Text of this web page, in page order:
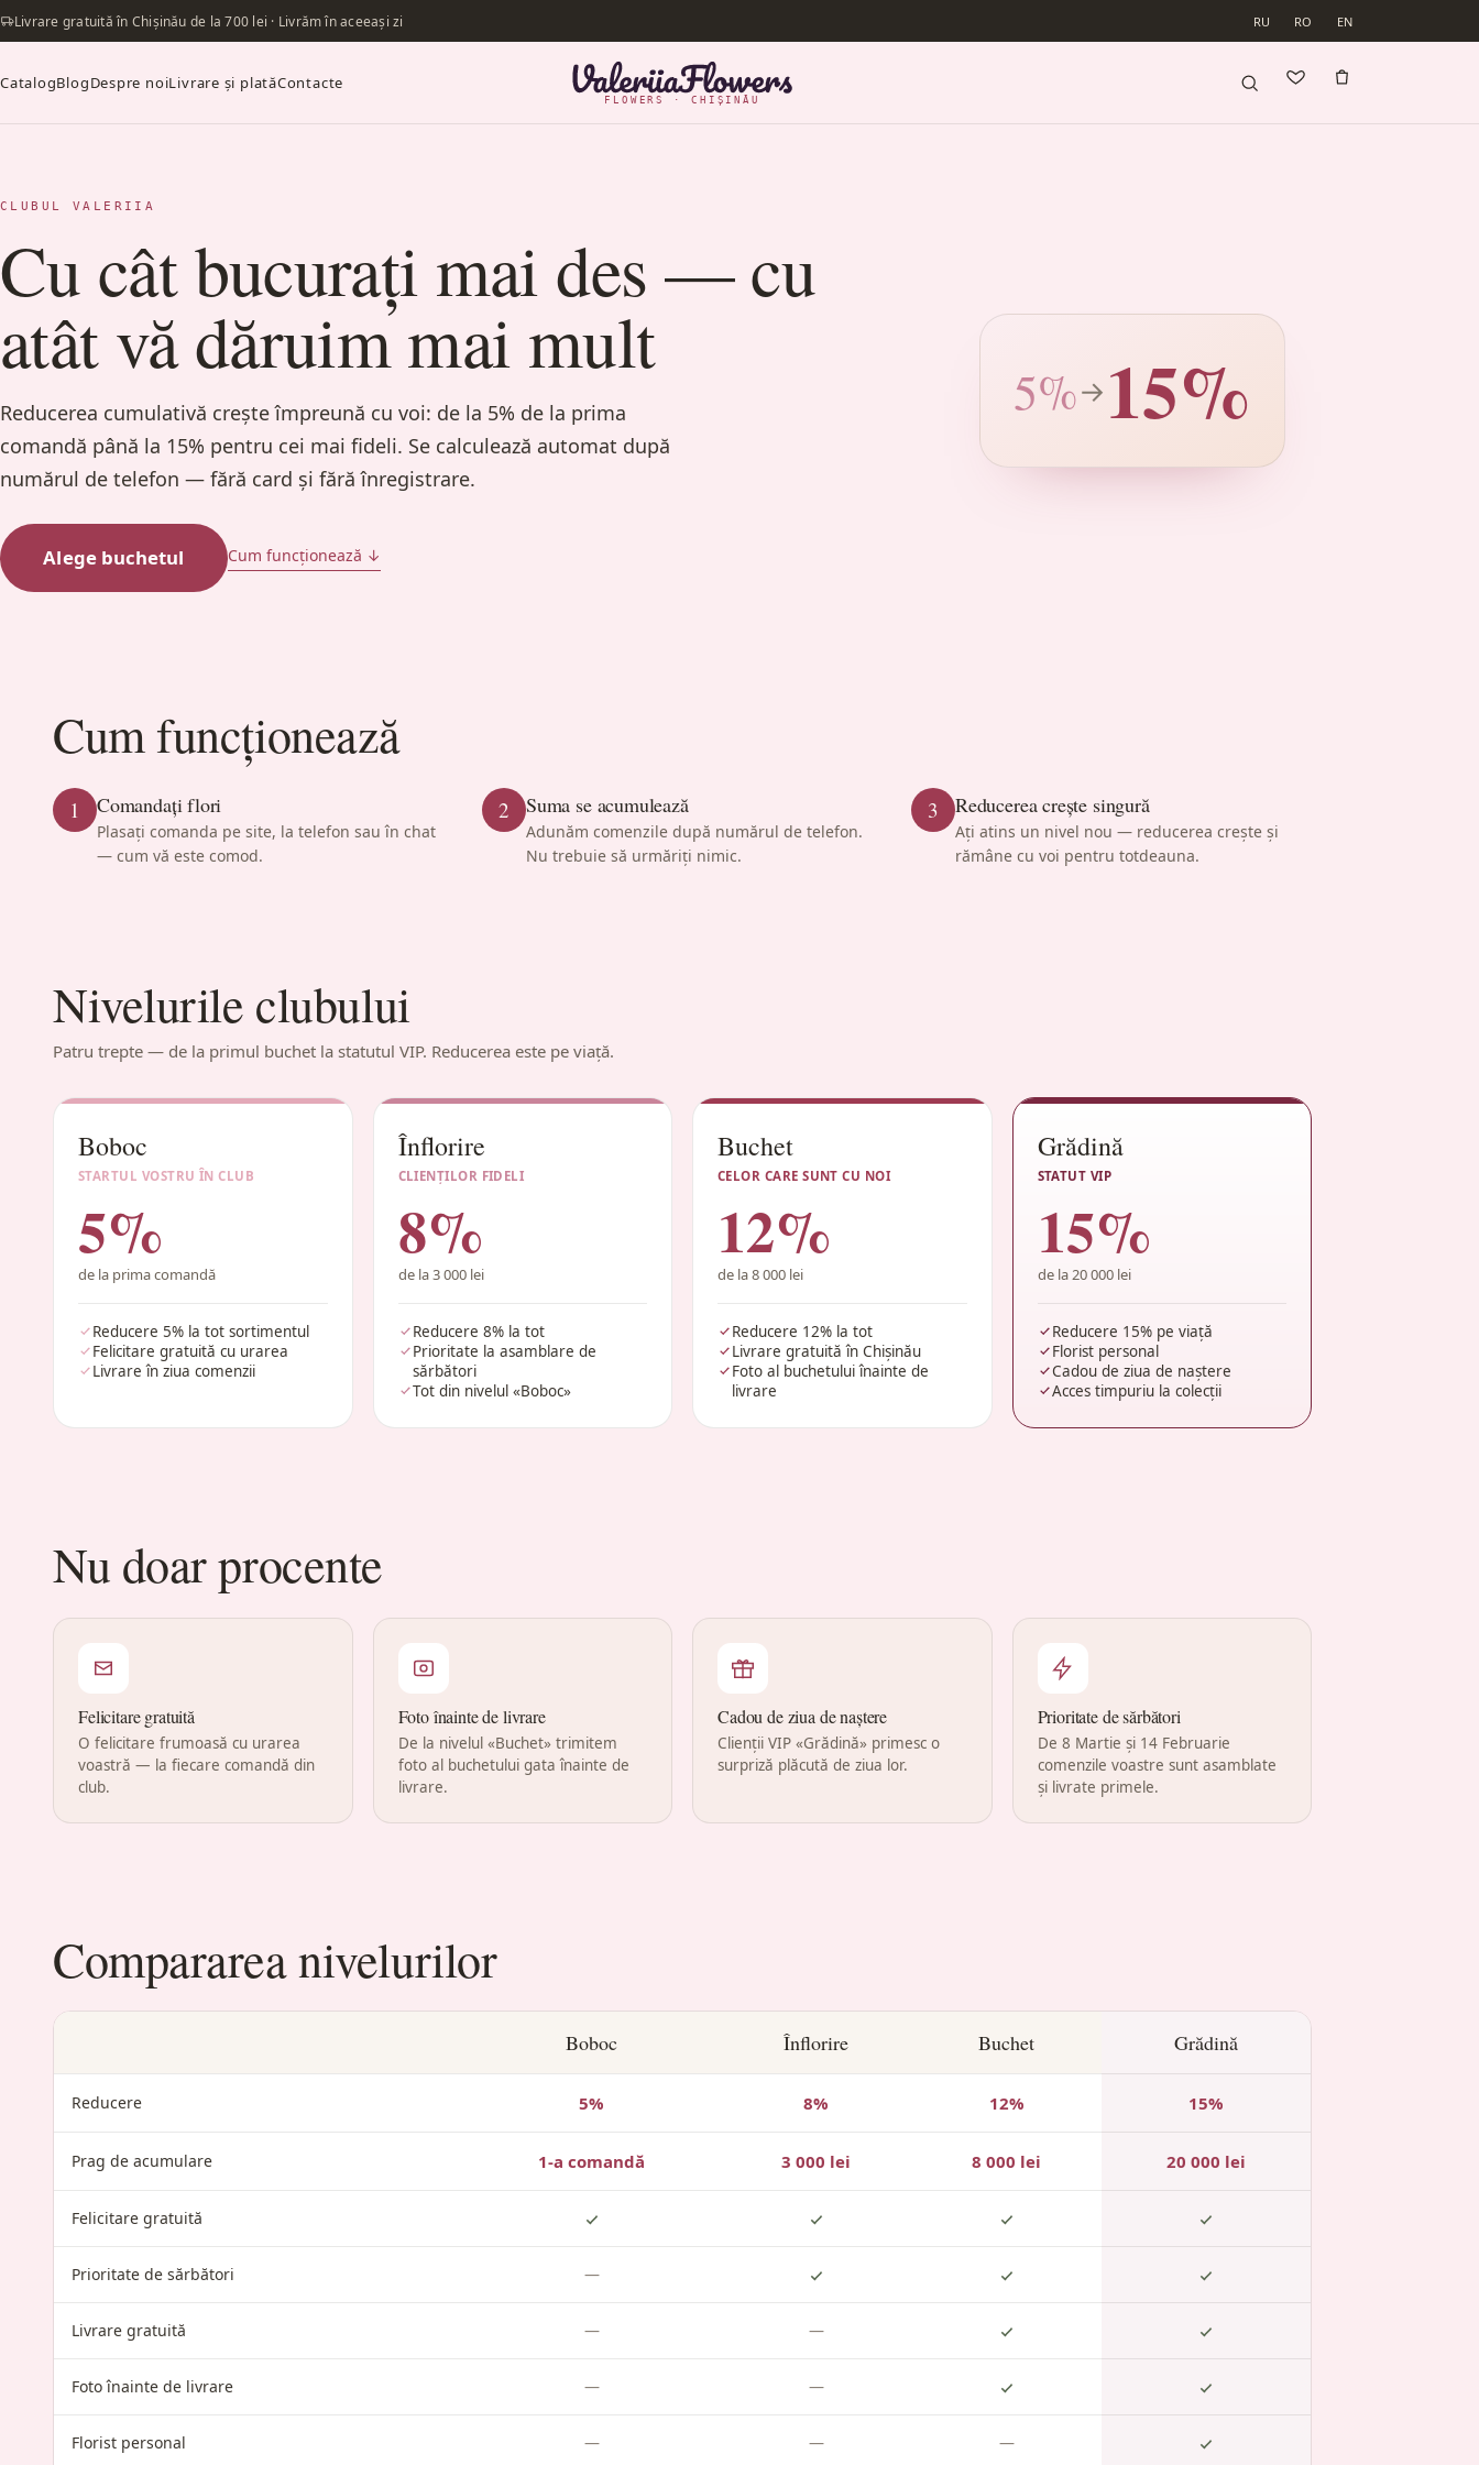
Livrare gratuită în Chișinău de la 700 lei · Livrăm în aceeași zi RU RO EN
CatalogBlogDespre noiLivrare și platăContacte
FLOWERS · CHIȘINĂU
CLUBUL VALERIIA
Cu cât bucurați mai des — cu
atât vă dăruim mai mult
Reducerea cumulativă crește împreună cu voi: de la 5% de la prima
comandă până la 15% pentru cei mai fideli. Se calculează automat după
numărul de telefon — fără card și fără înregistrare.
Alege buchetul Cum funcționează ↓
5%→15%
Cum funcționează
1 Comandați flori
Plasați comanda pe site, la telefon sau în chat
— cum vă este comod.
2 Suma se acumulează
Adunăm comenzile după numărul de telefon.
Nu trebuie să urmăriți nimic.
3 Reducerea crește singură
Ați atins un nivel nou — reducerea crește și
rămâne cu voi pentru totdeauna.
Nivelurile clubului
Patru trepte — de la primul buchet la statutul VIP. Reducerea este pe viață.
Boboc
STARTUL VOSTRU ÎN CLUB
5%
de la prima comandă
Reducere 5% la tot sortimentul
Felicitare gratuită cu urarea
Livrare în ziua comenzii
Înflorire
CLIENȚILOR FIDELI
8%
de la 3 000 lei
Reducere 8% la tot
Prioritate la asamblare de
sărbători
Tot din nivelul «Boboc»
Buchet
CELOR CARE SUNT CU NOI
12%
de la 8 000 lei
Reducere 12% la tot
Livrare gratuită în Chișinău
Foto al buchetului înainte de
livrare
Grădină
STATUT VIP
15%
de la 20 000 lei
Reducere 15% pe viață
Florist personal
Cadou de ziua de naștere
Acces timpuriu la colecții
Nu doar procente
Felicitare gratuită
O felicitare frumoasă cu urarea
voastră — la fiecare comandă din
club.
Foto înainte de livrare
De la nivelul «Buchet» trimitem
foto al buchetului gata înainte de
livrare.
Cadou de ziua de naștere
Clienții VIP «Grădină» primesc o
surpriză plăcută de ziua lor.
Prioritate de sărbători
De 8 Martie și 14 Februarie
comenzile voastre sunt asamblate
și livrate primele.
Compararea nivelurilor
Boboc Înflorire Buchet Grădină
Reducere 5% 8% 12% 15%
Prag de acumulare 1-a comandă 3 000 lei 8 000 lei 20 000 lei
Felicitare gratuită
Prioritate de sărbători —
Livrare gratuită — —
Foto înainte de livrare — —
Florist personal — — —